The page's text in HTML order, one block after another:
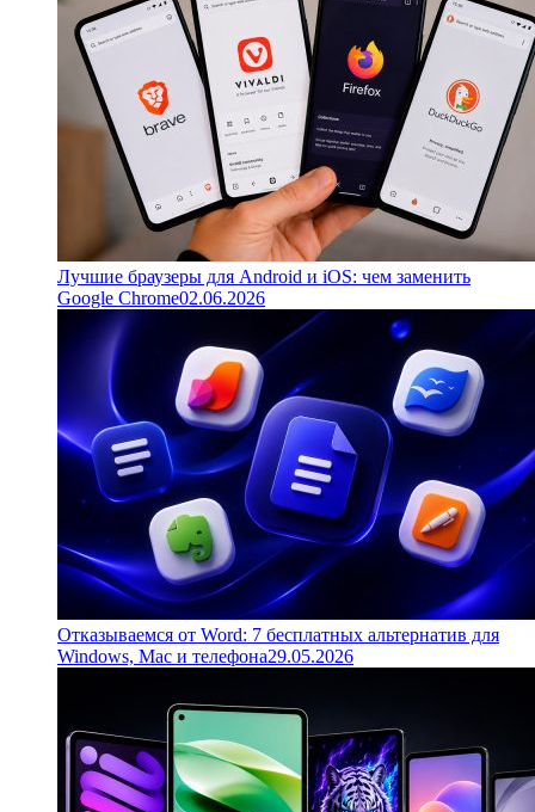
Лучшие браузеры для Android и iOS: чем заменить
Google Chrome02.06.2026
Отказываемся от Word: 7 бесплатных альтернатив для
Windows, Mac и телефона29.05.2026